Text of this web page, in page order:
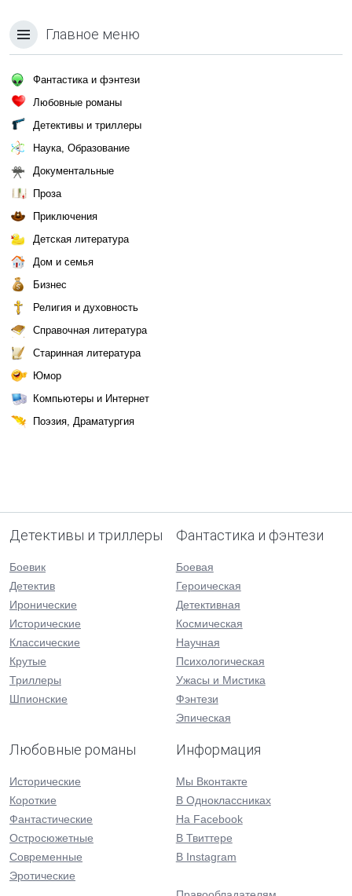
Главное меню
Фантастика и фэнтези
Любовные романы
Детективы и триллеры
Наука, Образование
Документальные
Проза
Приключения
Детская литература
Дом и семья
Бизнес
Религия и духовность
Справочная литература
Старинная литература
Юмор
Компьютеры и Интернет
Поэзия, Драматургия
Детективы и триллеры
Боевик
Детектив
Иронические
Исторические
Классические
Крутые
Триллеры
Шпионские
Фантастика и фэнтези
Боевая
Героическая
Детективная
Космическая
Научная
Психологическая
Ужасы и Мистика
Фэнтези
Эпическая
Любовные романы
Исторические
Короткие
Фантастические
Остросюжетные
Современные
Эротические
Информация
Мы Вконтакте
В Одноклассниках
На Facebook
В Твиттере
В Instagram